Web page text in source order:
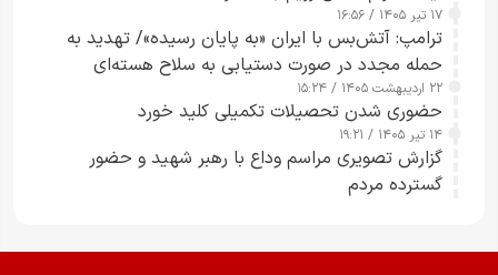
۱۷ تیر ۱۴۰۵ / ۱۶:۵۶
ترامپ: آتش‌بس با ایران «به پایان رسیده»/ تهدید به
حمله مجدد در صورت دستیابی به سلاح هسته‌ای
۲۲ اردیبهشت ۱۴۰۵ / ۱۵:۲۴
حضوری شدن تحصیلات تکمیلی کلید خورد
۱۴ تیر ۱۴۰۵ / ۱۹:۲۱
گزارش تصویری مراسم وداع با رهبر شهید و حضور
گسترده مردم